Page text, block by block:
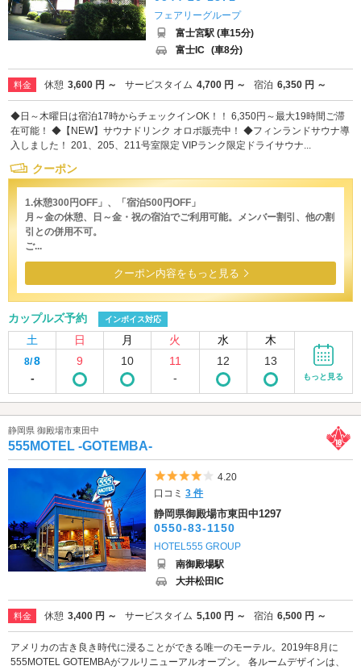
フェアリーグループ
富士宮駅 (車15分)
富士IC (車8分)
料金 休憩 3,600 円 ～ サービスタイム 4,700 円 ～ 宿泊 6,350 円 ～
◆日～木曜日は宿泊17時からチェックインOK！！ 6,350円～最大19時間ご滞
在可能！ ◆【NEW】サウナドリンク オロポ販売中！ ◆フィンランドサウナ導
入しました！ 201、205、211号室限定 VIPランク限定ドライサウナ...
クーポン
1.休憩300円OFF」、「宿泊500円OFF」
月～金の休憩、日～金・祝の宿泊でご利用可能。メンバー割引、他の割
引との併用不可。
ご...
クーポン内容をもっと見る
カップルズ予約 インボイス対応
土 日 月 火 水 木
8/8
-
9 10
11
-
12 13
もっと見る
静岡県 御殿場市東田中
555MOTEL -GOTEMBA-
5つ星のうち4
4.20
口コミ3 件
静岡県御殿場市東田中1297
0550-83-1150
HOTEL555 GROUP
南御殿場駅
大井松田IC
料金 休憩 3,400 円 ～ サービスタイム 5,100 円 ～ 宿泊 6,500 円 ～
アメリカの古き良き時代に浸ることができる唯一のモーテル。2019年8月に
555MOTEL GOTEMBAがフルリニューアルオープン。 各ルームデザインは、